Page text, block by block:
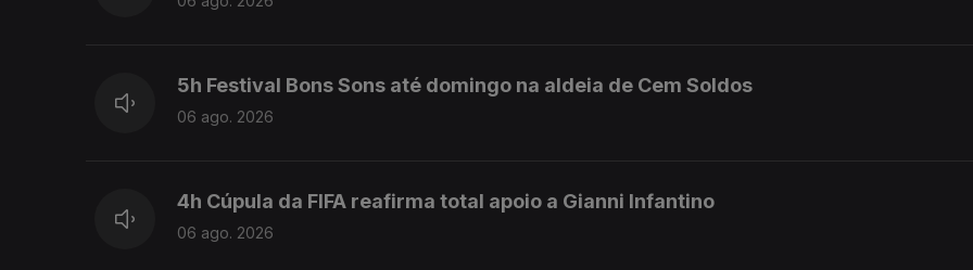
5h Festival Bons Sons até domingo na aldeia de Cem Soldos
06 ago. 2026
4h Cúpula da FIFA reafirma total apoio a Gianni Infantino
06 ago. 2026